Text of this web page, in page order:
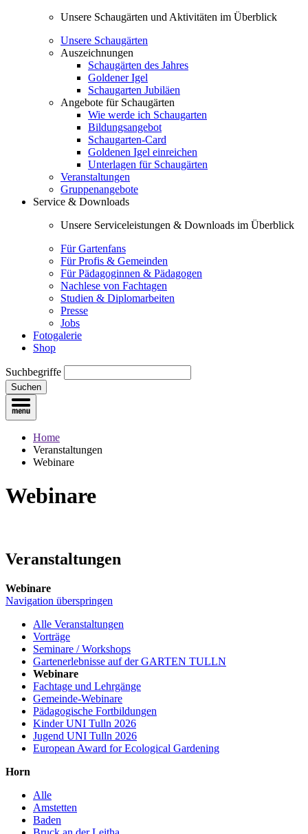
Unsere Schaugärten und Aktivitäten im Überblick
Unsere Schaugärten
Auszeichnungen
Schaugärten des Jahres
Goldener Igel
Schaugarten Jubiläen
Angebote für Schaugärten
Wie werde ich Schaugarten
Bildungsangebot
Schaugarten-Card
Goldenen Igel einreichen
Unterlagen für Schaugärten
Veranstaltungen
Gruppenangebote
Service & Downloads
Unsere Serviceleistungen & Downloads im Überblick
Für Gartenfans
Für Profis & Gemeinden
Für Pädagoginnen & Pädagogen
Nachlese von Fachtagen
Studien & Diplomarbeiten
Presse
Jobs
Fotogalerie
Shop
Suchbegriffe
Suchen
Home
Veranstaltungen
Webinare
Webinare
Veranstaltungen
Webinare
Navigation überspringen
Alle Veranstaltungen
Vorträge
Seminare / Workshops
Gartenerlebnisse auf der GARTEN TULLN
Webinare
Fachtage und Lehrgänge
Gemeinde-Webinare
Pädagogische Fortbildungen
Kinder UNI Tulln 2026
Jugend UNI Tulln 2026
European Award for Ecological Gardening
Horn
Alle
Amstetten
Baden